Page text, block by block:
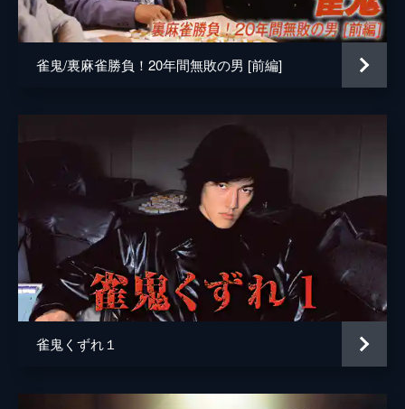
製作 高橋一平
雀鬼/裏麻雀勝負！20年間無敗の男 [前編]
雀鬼くずれ１